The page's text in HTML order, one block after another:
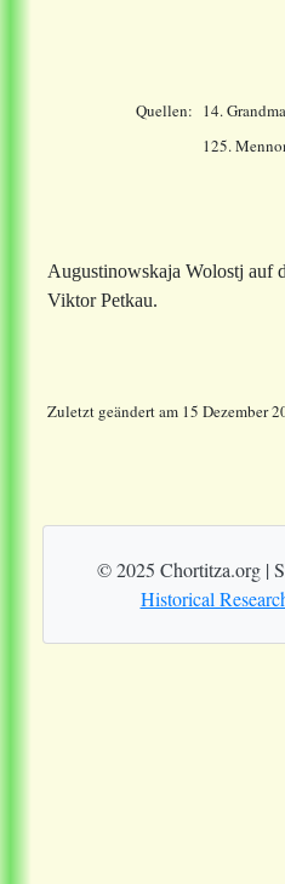
Quellen: 14.
125.
Augustinowskaja Wolostj auf
Viktor Petkau.
Zuletzt geändert am 15 Dezember
© 2025 Chortitza.org |
Historical